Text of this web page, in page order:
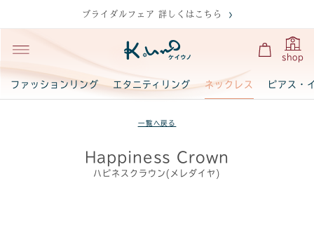
ブライダルフェア 詳しくはこちら
shop
ファッションリング エタニティリング ネックレス ピアス・
一覧へ戻る
Happiness Crown
ハピネスクラウン(メレダイヤ)